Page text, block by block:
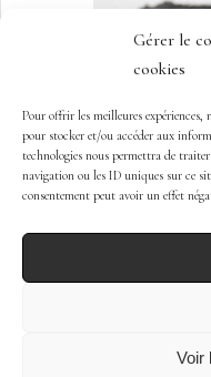
Gérer le
cookies
Pour offrir les meilleures expériences,
pour stocker et/ou accéder aux
technologies nous permettra de
navigation ou les ID uniques sur ce
consentement peut avoir un effet
Voir